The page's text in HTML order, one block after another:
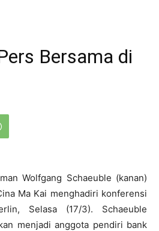
Bersama di
Wolfgang Schaeuble (kanan)
Ma Kai menghadiri konferensi
Selasa (17/3). Schaeuble
menjadi anggota pendiri bank